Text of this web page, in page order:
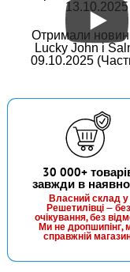
#53117-04
66 грн
Гачки
13.10.2025
Отримали
Lucky John і
09.10.2025
30 000+
завжди в
Власний склад у
Решетилівці — без
очікування, без
Ми не дропшипінг,
справжній